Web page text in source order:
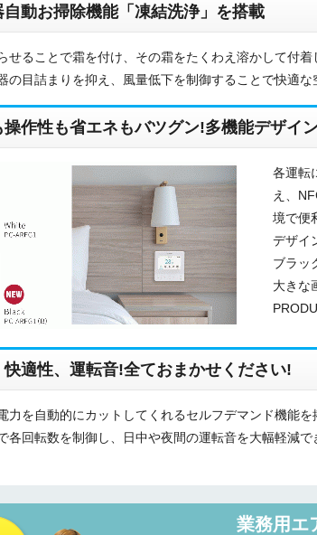
自動お掃除機能「凍結洗浄」を搭載
せることで霜を付け、その霜をたくわえ溶かして付
の目詰まりを抑え、風量低下を制御することで快適
操作性も省エネもバツグン!多機能デザイ
各運転
え、
境で便
デザイ
ブラッ
大きな
快適性、運転音!全ておまかせください!
力を自動的にカットしてくれるセルフデマンド機能
各回転数を制御し、日中や夜間の運転音を大幅軽減
業務用エ
お名前
お問合せ内容
(ご選択ください)
メッセージ